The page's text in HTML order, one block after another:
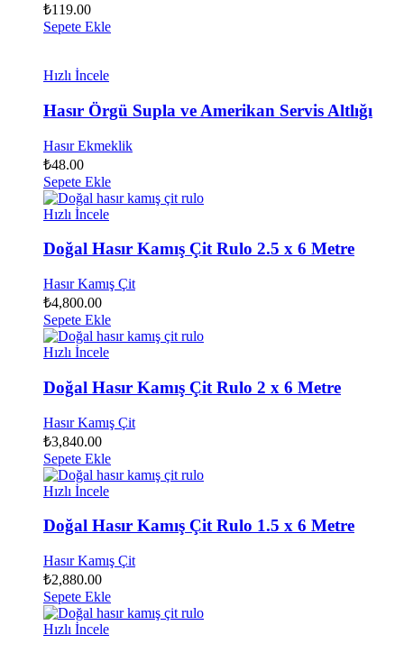
₺119.00
Sepete Ekle
Hızlı İncele
Hasır Örgü Supla ve Amerikan Servis Altlığı
Hasır Ekmeklik
₺48.00
Sepete Ekle
Hızlı İncele
Doğal Hasır Kamış Çit Rulo 2.5 x 6 Metre
Hasır Kamış Çit
₺4,800.00
Sepete Ekle
Hızlı İncele
Doğal Hasır Kamış Çit Rulo 2 x 6 Metre
Hasır Kamış Çit
₺3,840.00
Sepete Ekle
Hızlı İncele
Doğal Hasır Kamış Çit Rulo 1.5 x 6 Metre
Hasır Kamış Çit
₺2,880.00
Sepete Ekle
Hızlı İncele